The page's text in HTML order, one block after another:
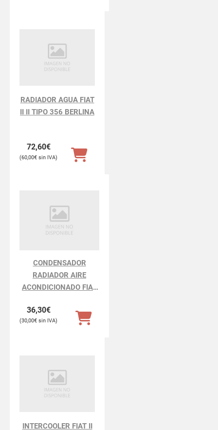
RADIADOR AGUA FIAT
II II TIPO 356 BERLINA
72,60€
60,00€
CONDENSADOR
RADIADOR AIRE
ACONDICIONADO FIAT
36,30€
30,00€
INTERCOOLER FIAT II